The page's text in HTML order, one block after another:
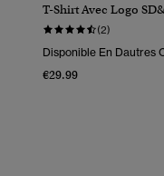
T-Shirt Avec Logo
(2)
Disponible En Dautres
€29.99